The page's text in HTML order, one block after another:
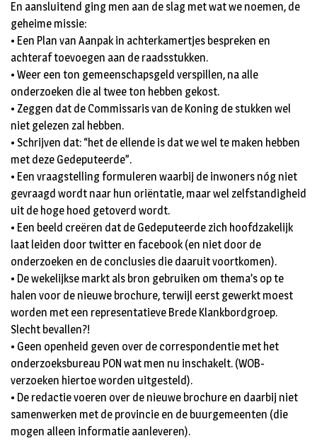
En aansluitend ging men aan de slag met wat we noemen, de
geheime missie:
• Een Plan van Aanpak in achterkamertjes bespreken en
achteraf toevoegen aan de raadsstukken.
• Weer een ton gemeenschapsgeld verspillen, na alle
onderzoeken die al twee ton hebben gekost.
• Zeggen dat de Commissaris van de Koning de stukken wel
niet gelezen zal hebben.
• Schrijven dat: “het de ellende is dat we wel te maken hebben
met deze Gedeputeerde”.
• Een vraagstelling formuleren waarbij de inwoners nóg niet
gevraagd wordt naar hun oriëntatie, maar wel zelfstandigheid
uit de hoge hoed getoverd wordt.
• Een beeld creëren dat de Gedeputeerde zich hoofdzakelijk
laat leiden door twitter en facebook (en niet door de
onderzoeken en de conclusies die daaruit voortkomen).
• De wekelijkse markt als bron gebruiken om thema’s op te
halen voor de nieuwe brochure, terwijl eerst gewerkt moest
worden met een representatieve Brede Klankbordgroep.
Slecht bevallen?!
• Geen openheid geven over de correspondentie met het
onderzoeksbureau PON wat men nu inschakelt. (WOB-
verzoeken hiertoe worden uitgesteld).
• De redactie voeren over de nieuwe brochure en daarbij niet
samenwerken met de provincie en de buurgemeenten (die
mogen alleen informatie aanleveren).